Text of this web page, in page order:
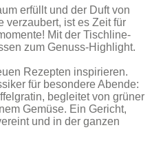
erfüllt und der Duft von
verzaubert, ist es Zeit für
Mit der Tischline-
zum Genuss-Highlight.
Rezepten inspirieren.
für besondere Abende:
begleitet von grüner
Gemüse. Ein Gericht,
und in der ganzen